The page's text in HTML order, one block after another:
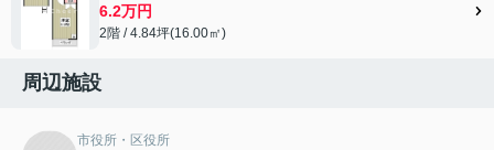
6.2万円
2階 / 4.84坪(16.00㎡)
周辺施設
市役所・区役所